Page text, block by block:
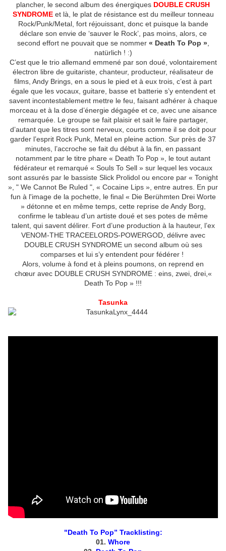
plancher, le second album des énergiques DOUBLE CRUSH
SYNDROMEet là, le plat de résistance est du meilleur tonneau
Rock/Punk/Metal, fort réjouissant, donc et puisque la bande
déclare son envie de ‘sauver le Rock’, pas moins, alors, ce
second effort ne pouvait que se nommer « Death To Pop »,
natürlich ! :)
C’est que le trio allemand emmené par son doué, volontairement
électron libre de guitariste, chanteur, producteur, réalisateur de
films, Andy Brings, en a sous le pied et à eux trois, c’est à part
égale que les vocaux, guitare, basse et batterie s’y entendent et
savent incontestablement mettre le feu, faisant adhérer à chaque
morceau et à la dose d’énergie dégagée et ce, avec une aisance
remarquée. Le groupe se fait plaisir et sait le faire partager,
d’autant que les titres sont nerveux, courts comme il se doit pour
garder l’esprit Rock Punk, Metal en pleine action. Sur près de 37
minutes, l’accroche se fait du début à la fin, en passant
notamment par le titre phare « Death To Pop », le tout autant
fédérateur et remarqué « Souls To Sell » sur lequel les vocaux
sont assurés par le bassiste Slick Prolidol ou encore par « Tonight
», " We Cannot Be Ruled ", « Cocaine Lips », entre autres. En pur
fun à l'image de la pochette, le final « Die Berühmten Drei Worte
» détonne et en même temps, cette reprise de Andy Borg,
confirme le tableau d’un artiste doué et ses potes de même
talent, qui savent délirer. Fort d’une production à la hauteur, l’ex
VENOM-THE TRACEELORDS-POWERGOD, délivre avec
DOUBLE CRUSH SYNDROME un second album où ses
comparses et lui s’y entendent pour fédérer !
Alors, volume à fond et à pleins poumons, on reprend en
chœur avec DOUBLE CRUSH SYNDROME : eins, zwei, drei,«
Death To Pop » !!!
Tasunka
"Death To Pop” Tracklisting:
01. Whore